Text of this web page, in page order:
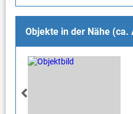
Objekte in der Nähe (ca.